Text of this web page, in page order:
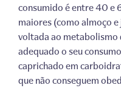
consumido é entre 40 e
maiores (como almoço
voltada ao metabolismo
adequado o seu
caprichado em
que não conseguem